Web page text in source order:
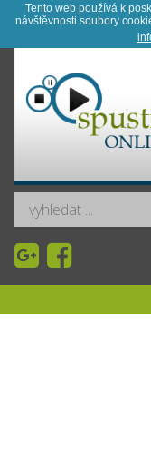
Tento web používá k
návštěvnosti soubory